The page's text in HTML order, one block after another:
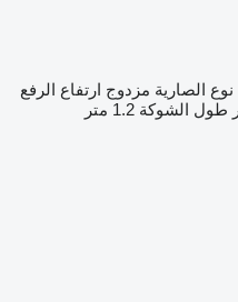
نوع الصارية مزدوج ارتفاع الرفع
طول الشوكة 1.2 متر